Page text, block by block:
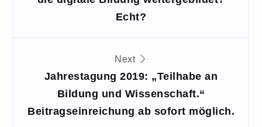
Echt?
Next
Jahrestagung 2019: „Teilhabe an
Bildung und Wissenschaft.“
Beitragseinreichung ab sofort möglich.